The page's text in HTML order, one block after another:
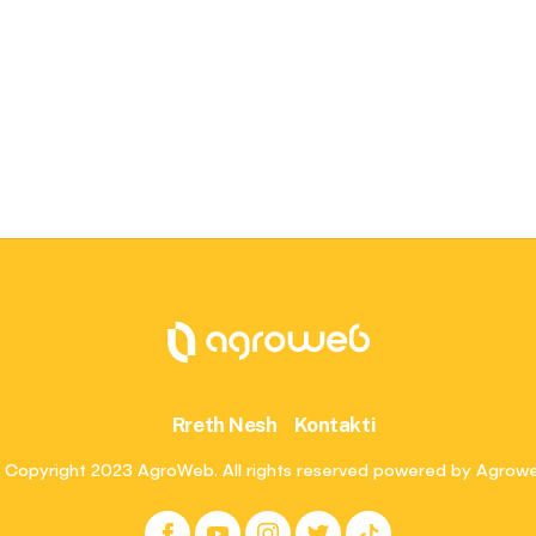
Rreth Nesh Kontakti
2023 AgroWeb. All rights reserved powered by